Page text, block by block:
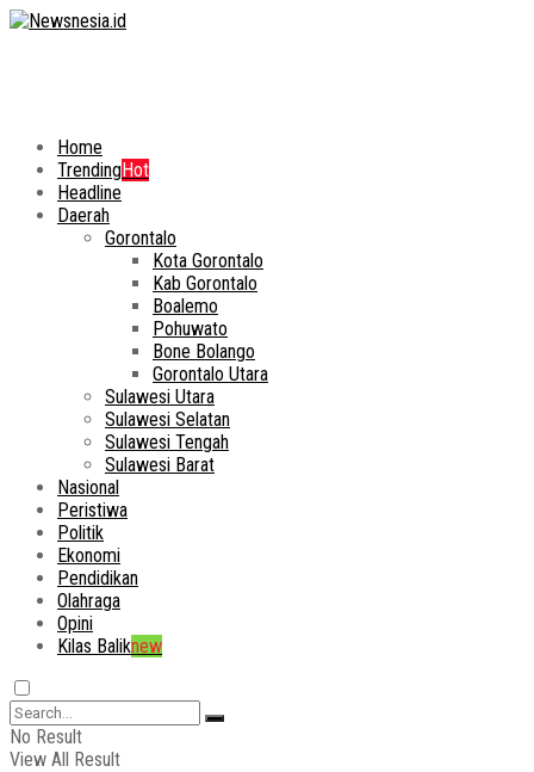
Home
TrendingHot
Headline
Daerah
Gorontalo
Kota Gorontalo
Kab Gorontalo
Boalemo
Pohuwato
Bone Bolango
Gorontalo Utara
Sulawesi Utara
Sulawesi Selatan
Sulawesi Tengah
Sulawesi Barat
Nasional
Peristiwa
Politik
Ekonomi
Pendidikan
Olahraga
Opini
Kilas Baliknew
No Result
View All Result